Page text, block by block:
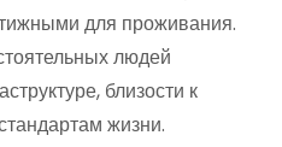
для проживания.
людей
близости к
жизни.